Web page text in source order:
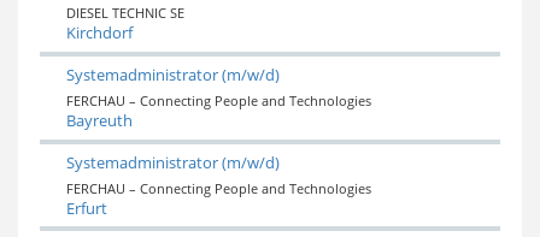
DIESEL TECHNIC SE
Kirchdorf
Systemadministrator (m/w/d)
FERCHAU – Connecting People and Technologies
Bayreuth
Systemadministrator (m/w/d)
FERCHAU – Connecting People and Technologies
Erfurt